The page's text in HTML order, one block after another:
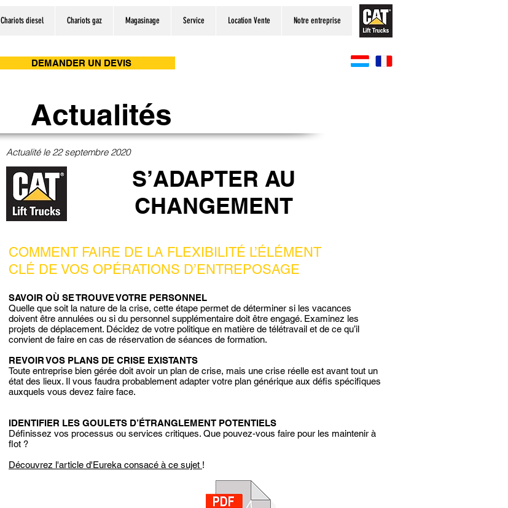
Chariots diesel Chariots gaz Magasinage Service Location Vente Notre entreprise
DEMANDER UN DEVIS
Actualités
Actualité le 22 septembre 2020
S’ADAPTER AU
CHANGEMENT
COMMENT FAIRE DE LA FLEXIBILITÉ L’ÉLÉMENT
CLÉ DE VOS OPÉRATIONS D’ENTREPOSAGE
SAVOIR OÙ SE TROUVE VOTRE PERSONNEL
Quelle que soit la nature de la crise, cette étape permet de déterminer si les vacances
doivent être annulées ou si du personnel supplémentaire doit être engagé. Examinez les
projets de déplacement. Décidez de votre politique en matière de télétravail et de ce qu’il
convient de faire en cas de réservation de séances de formation.
REVOIR VOS PLANS DE CRISE EXISTANTS
Toute entreprise bien gérée doit avoir un plan de crise, mais une crise réelle est avant tout un
état des lieux. Il vous faudra probablement adapter votre plan générique aux défis spécifiques
auxquels vous devez faire face.
IDENTIFIER LES GOULETS D’ÉTRANGLEMENT POTENTIELS
Définissez vos processus ou services critiques. Que pouvez-vous faire pour les maintenir à
flot ?
Découvrez l'article d'Eureka consacé à ce sujet !